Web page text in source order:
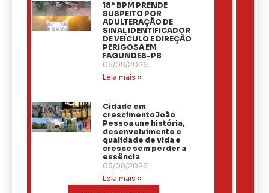
18º BPM PRENDE
SUSPEITO POR
ADULTERAÇÃO DE
SINAL IDENTIFICADOR
DE VEÍCULO E DIREÇÃO
PERIGOSA EM
FAGUNDES-PB
05/08/2026
Leia mais »
Cidade em
crescimentoJoão
Pessoa une história,
desenvolvimento e
qualidade de vida e
cresce sem perder a
essência
05/08/2026
Leia mais »